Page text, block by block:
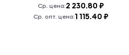
Ср. цена:2 230.80 ₽
Ср. опт. цена:1 115.40 ₽